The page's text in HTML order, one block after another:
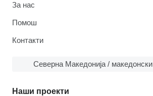
За нас
Помош
Контакти
Северна Македонија / македонски
Наши проекти